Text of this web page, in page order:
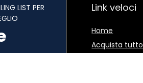
LIST PER
Link veloci
Home
Acquista tutto